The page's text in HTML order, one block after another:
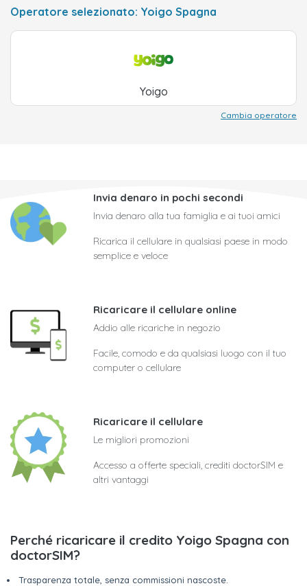
Operatore selezionato: Yoigo Spagna
Yoigo
Cambia operatore
Invia denaro in pochi secondi
Invia denaro alla tua famiglia e ai tuoi amici
Ricarica il cellulare in qualsiasi paese in modo
semplice e veloce
Ricaricare il cellulare online
Addio alle ricariche in negozio
Facile, comodo e da qualsiasi luogo con il tuo
computer o cellulare
Ricaricare il cellulare
Le migliori promozioni
Accesso a offerte speciali, crediti doctorSIM e
altri vantaggi
Perché ricaricare il credito Yoigo Spagna con
doctorSIM?
Trasparenza totale, senza commissioni nascoste.